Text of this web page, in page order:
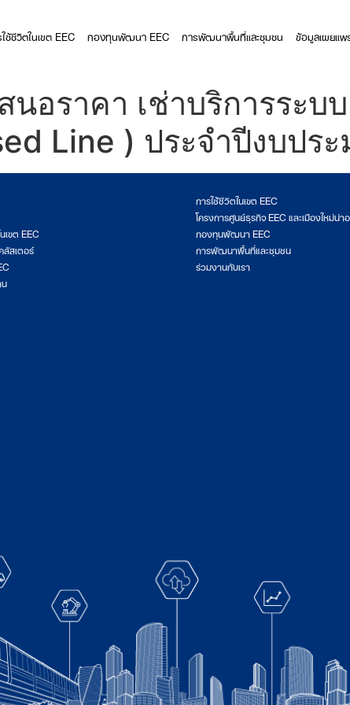
ช้ชีวิตในเขต EEC กองทุนพัฒนา EEC การพัฒนาพื้นที่และชุมชน ข้อมูลเผยแพ
นอราคา เช่าบริการระบ
Line ) ประจำปีงบป
ขต EEC
สเตอร์
การใช้ชีวิตในเขต EEC
โครงการศูนย์ธุรกิจ EEC และเมืองใหม่น่
กองทุนพัฒนา EEC
การพัฒนาพื้นที่และชุมชน
ร่วมงานกับเรา